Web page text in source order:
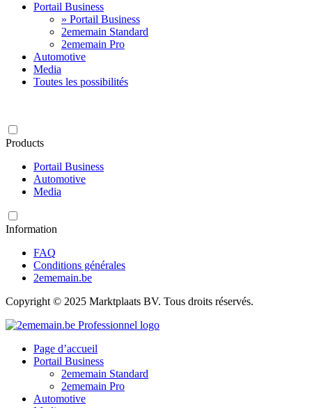
Portail Business
» Portail Business
2ememain Standard
2ememain Pro
Automotive
Media
Toutes les possibilités
Products
Portail Business
Automotive
Media
Information
FAQ
Conditions générales
2ememain.be
Copyright © 2025 Marktplaats BV. Tous droits réservés.
Page d’accueil
Portail Business
2ememain Standard
2ememain Pro
Automotive